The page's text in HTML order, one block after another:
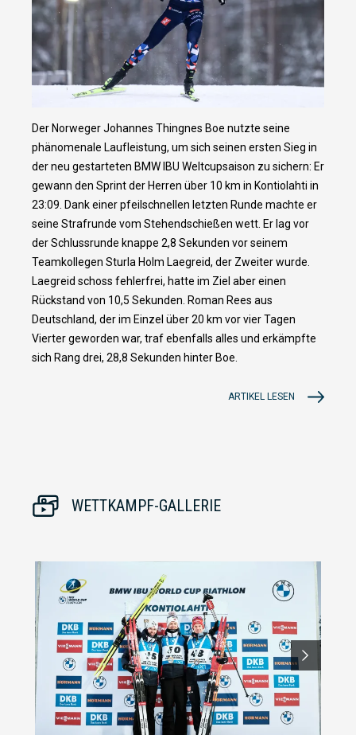
Der Norweger Johannes Thingnes Boe nutzte seine
phänomenale Laufleistung, um sich seinen ersten Sieg in
der neu gestarteten BMW IBU Weltcupsaison zu sichern: Er
gewann den Sprint der Herren über 10 km in Kontiolahti in
23:09. Dank einer pfeilschnellen letzten Runde machte er
seine Strafrunde vom Stehendschießen wett. Er lag vor
der Schlussrunde knappe 2,8 Sekunden vor seinem
Teamkollegen Sturla Holm Laegreid, der Zweiter wurde.
Laegreid schoss fehlerfrei, hatte im Ziel aber einen
Rückstand von 10,5 Sekunden. Roman Rees aus
Deutschland, der im Einzel über 20 km vor vier Tagen
Vierter geworden war, traf ebenfalls alles und erkämpfte
sich Rang drei, 28,8 Sekunden hinter Boe.
ARTIKEL LESEN
WETTKAMPF-GALLERIE